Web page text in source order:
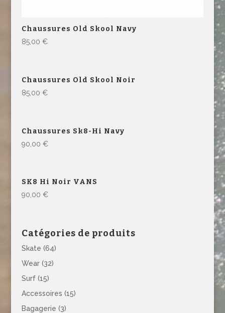
Chaussures Old Skool Navy
85,00 €
Chaussures Old Skool Noir
85,00 €
Chaussures Sk8-Hi Navy
90,00 €
SK8 Hi Noir VANS
90,00 €
Catégories de produits
Skate (64)
Wear (32)
Surf (15)
Accessoires (15)
Bagagerie (3)